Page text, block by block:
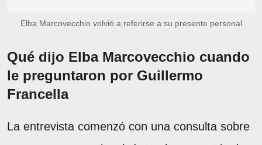
Elba Marcovecchio volvió a referirse a su presente personal
Qué dijo Elba Marcovecchio cuando
le preguntaron por Guillermo
Francella
La entrevista comenzó con una consulta sobre